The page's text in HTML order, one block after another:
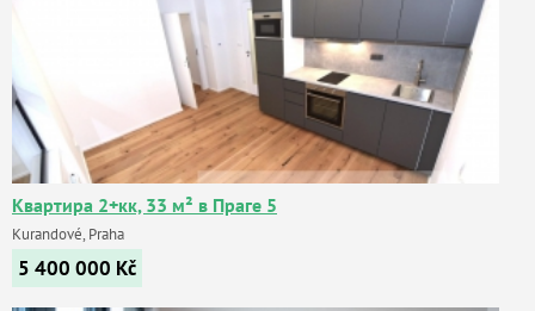
Квартира 2+кк, 33 м² в Праге 5
Kurandové, Praha
5 400 000 Kč